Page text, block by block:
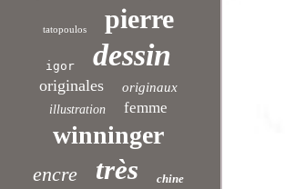
tatopoulos pierre
igor dessin
originales originaux
illustration femme
winninger
encre très chine